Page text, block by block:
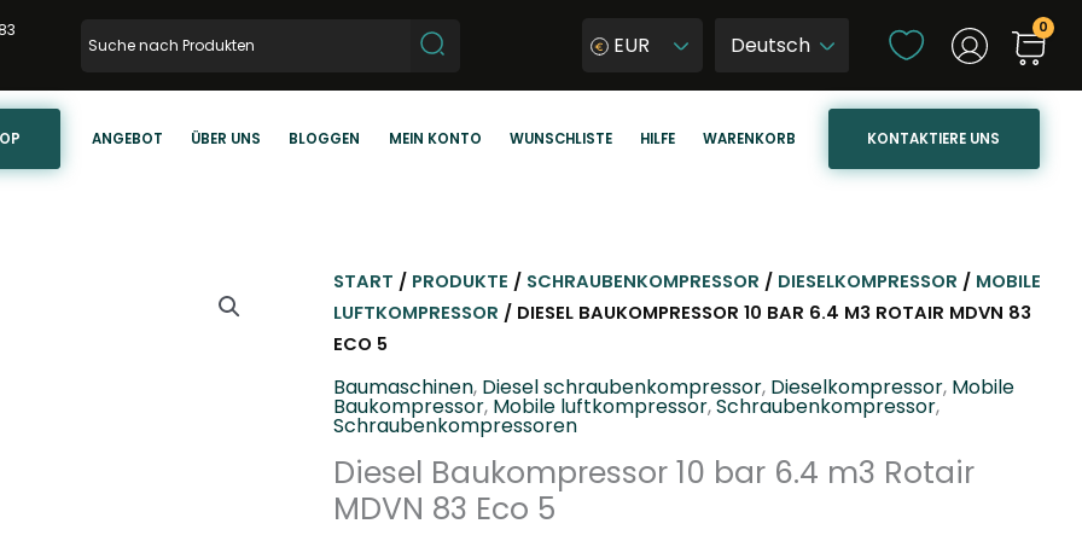
EUR
c
u
s
h
e
y
e
j
ę
k
t
ANGEBOT ÜBER UNS BLOGGEN MEIN KONTO WUNSCHLISTE HILFE WARENKORB KONTAKTIERE UNS
START / PRODUKTE / SCHRAUBENKOMPRESSOR / DIESELKOMPRESSOR / MOBILE
LUFTKOMPRESSOR / DIESEL BAUKOMPRESSOR 10 BAR 6.4 M3 ROTAIR MDVN 83
ECO 5
Baumaschinen, Diesel schraubenkompressor, Dieselkompressor, Mobile
Baukompressor, Mobile luftkompressor,Schraubenkompressor,
Schraubenkompressoren
Diesel Baukompressor 10 bar 6.4 m3 Rotair
MDVN 83 Eco 5